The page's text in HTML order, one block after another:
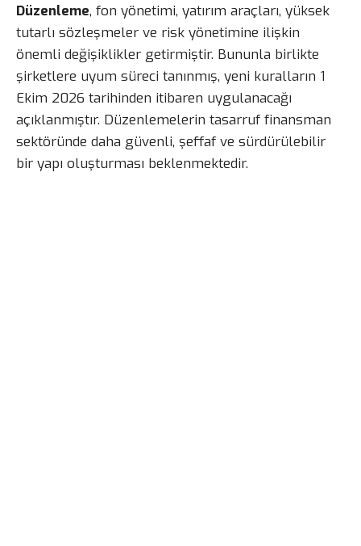
Düzenleme, fon yönetimi, yatırım araçları, yüksek
tutarlı sözleşmeler ve risk yönetimine ilişkin
önemli değişiklikler getirmiştir. Bununla birlikte
şirketlere uyum süreci tanınmış, yeni kuralların 1
Ekim 2026 tarihinden itibaren uygulanacağı
açıklanmıştır. Düzenlemelerin tasarruf finansman
sektöründe daha güvenli, şeffaf ve sürdürülebilir
bir yapı oluşturması beklenmektedir.